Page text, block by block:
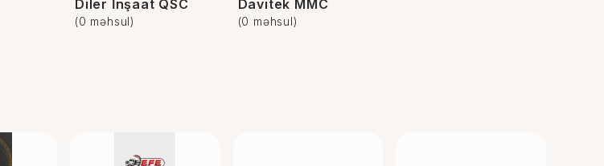
Diler İnşaat QSC
(0 məhsul)
Davitek MMC
(0 məhsul)